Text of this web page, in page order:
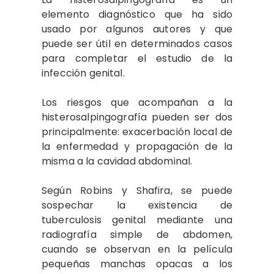
elemento diagnóstico que ha sido
usado por algunos autores y que
puede ser útil en determinados casos
para completar el estudio de la
infección genital.
Los riesgos que acompañan a la
histerosalpingografía pueden ser dos
principalmente: exacerbación local de
la enfermedad y propagación de la
misma a la cavidad abdominal.
Según Robins y Shafira, se puede
sospechar la existencia de
tuberculosis genital mediante una
radiografía simple de abdomen,
cuando se observan en la película
pequeñas manchas opacas a los